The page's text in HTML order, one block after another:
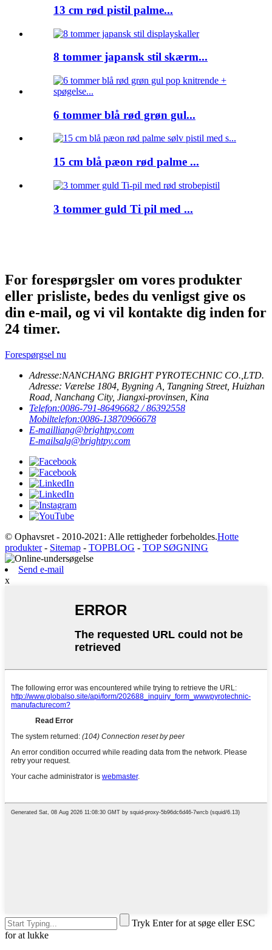
13 cm rød pistil palme...
8 tommer japansk stil skærm...
6 tommer blå rød grøn gul...
15 cm blå pæon rød palme ...
3 tommer guld Ti pil med ...
For forespørgsler om vores produkter
eller prisliste, bedes du venligst give os
din e-mail, og vi vil kontakte dig inden for
24 timer.
Forespørgsel nu
Adresse:NANCHANG BRIGHT PYROTECHNIC CO.,LTD.
Adresse: Værelse 1804, Bygning A, Tangning Street, Huizhan
Road, Nanchang City, Jiangxi-provinsen, Kina
Telefon:0086-791-86496682 / 86392558
Mobiltelefon:0086-13870966678
E-mailliang@brightpy.com
E-mailsalg@brightpy.com
© Ophavsret - 2010-2021: Alle rettigheder forbeholdes.Hotte
produkter- Sitemap - TOPBLOG - TOP SØGNING
Send e-mail
x
Tryk Enter for at søge eller ESC
for at lukke